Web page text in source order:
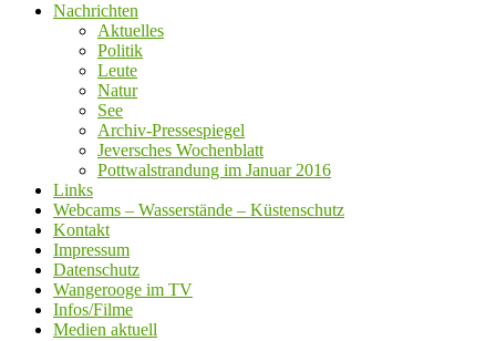
Nachrichten
Aktuelles
Politik
Leute
Natur
See
Archiv-Pressespiegel
Jeversches Wochenblatt
Pottwalstrandung im Januar 2016
Links
Webcams – Wasserstände – Küstenschutz
Kontakt
Impressum
Datenschutz
Wangerooge im TV
Infos/Filme
Medien aktuell